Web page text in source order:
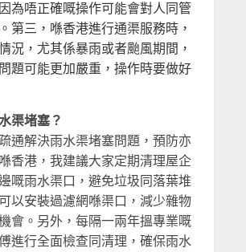
為唔正確嘅操作可能會對人同管
第三，喺香港進行通渠服務時，
況，尤其係暴雨或者颱風期間，
題可能更加嚴重，操作時要做好
渠堵塞？
通解決雨水渠堵塞問題，預防亦
香港，我建議大家定期清理屋企
嘅雨水渠口，避免垃圾同落葉堆
以安裝過濾網喺渠口，減少雜物
會。另外，每隔一兩年搵專業嘅
進行全面檢查同清理，確保雨水